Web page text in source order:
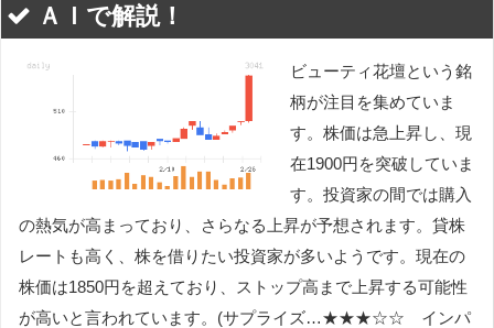
ＡＩで解説！
ビューティ花壇という銘
柄が注目を集めていま
す。株価は急上昇し、現
在1900円を突破していま
す。投資家の間では購入
の熱気が高まっており、さらなる上昇が予想されます。貸株
レートも高く、株を借りたい投資家が多いようです。現在の
株価は1850円を超えており、ストップ高まで上昇する可能性
が高いと言われています。(サプライズ…★★★☆☆ インパ